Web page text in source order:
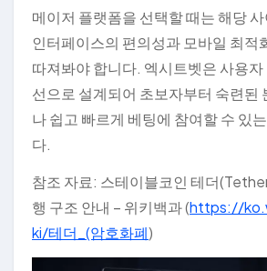
메이저 플랫폼을 선택할 때는 해당
인터페이스의 편의성과 모바일 최적
따져봐야 합니다. 엑시트벳은 사용자
선으로 설계되어 초보자부터 숙련된
나 쉽고 빠르게 베팅에 참여할 수 있
다.
참조 자료: 스테이블코인 테더
행 구조 안내 – 위키백과 (https://
ki/테더_(암호화폐)